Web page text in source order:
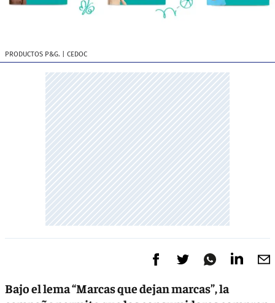
PRODUCTOS P&G. | CEDOC
Bajo el lema “Marcas que dejan marcas”, la